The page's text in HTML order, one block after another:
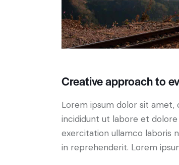
Creative approach to
Lorem ipsum dolor sit
incididunt ut labore et dolore
exercitation ullamco laboris
in reprehenderit. Lorem